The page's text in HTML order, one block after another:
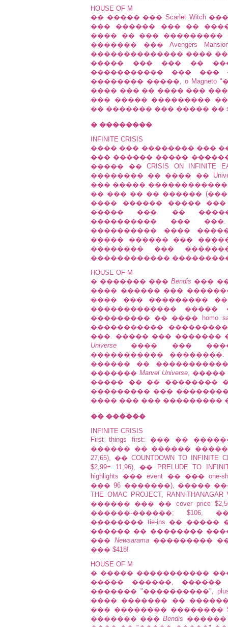
HOUSE OF M
�� ����� ��� Scarlet Witch
��� ������ ��� ��
���� �� ���
������� ��� Avengers
�������������� ����
����� ��� ��� ��
����������� ��� ���
�������� �����, o Magneto
���� ��� �� ���� ���
��� ����� ���������
�� ������� ��� ����� ��
� ��������
INFINITE CRISIS
���� ��� �������� ��� ���
��� ������ �����
����� �� CRISIS ON
�������� �� ���� ��
��� �����
�� ��� �� �� ������
���� ������ �����
����� ���. ��
���������� ���
���������� ����
����� ������ ���
�������� ���
������������
HOUSE OF M
� ������� ���Bendis ���
���� ������ ���
���� ��� ���������
������������� �����
��������� �� ���� homo
�����������
���. ����� ��� �������
Universe ���� ���
�����������
������ ��
������� Marvel Universe,
����� �� �� ��������
��������� ���
���� ��� ��� ���������
�� ������
INFINITE CRISIS
First things first: ��� ��
������ �� ������ ��������
27,65), �� COUNTDOWN TO INFINITE
$2,99= 11,96), �� PRELUDE TO
highlights ��� event �� ���
��� 96 �������), �����
THE OMAC PROJECT, RANN-
������ ��� �� cover price
������-������; $106,
�������� tie-ins ��
������ �� ��������
���Newsarama ���������
��� $418!
HOUSE OF M
� ����� �����������
����� ������,
������� "����������", plus
���� ������� ��
��� �������� ��������
������� ���Bendis ������